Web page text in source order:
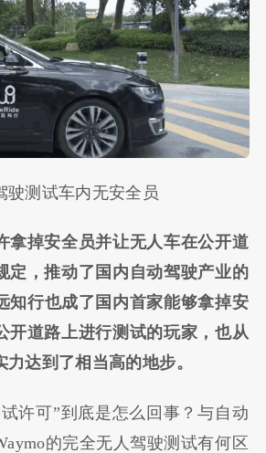
测试车内无安全员
拿掉安全员并让无人车在公开道
定，推动了国内自动驾驶产业的
知行也成了国内首家能够拿掉安
开道路上进行测试的玩家，也从
达到了相当高的地步。
许可”到底是怎么回事？与自动
的完全无人驾驶测试有何区